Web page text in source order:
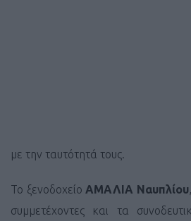
με την ταυτότητά τους.
Το ξενοδοχείο ΑΜΑΛΙΑ Ναυπλίου
συμμετέχοντες και τα